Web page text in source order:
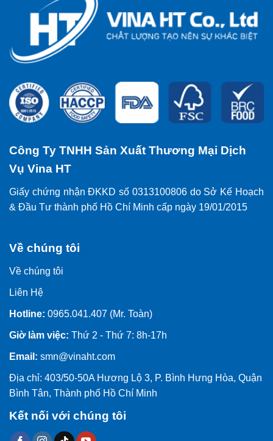
Công Ty TNHH Sản Xuất Thương Mại Dịch
Vụ Vina HT
Giấy chứng nhận ĐKKD số 0313100806 do Sở Kế Hoạch
& Đầu Tư thành phố Hồ Chí Minh cấp ngày 19/01/2015
Về chúng tôi
Về chúng tôi
Liên Hệ
Hotline: 0965.041.407 (Mr. Toàn)
Giờ làm việc: Thứ 2 - Thứ 7: 8h-17h
Email: smn@vinaht.com
Địa chỉ: 403/50-50A Hương Lộ 3, P. Bình Hưng Hòa, Quận
Bình Tân, Thành phố Hồ Chí Minh
Kết nối với chúng tôi